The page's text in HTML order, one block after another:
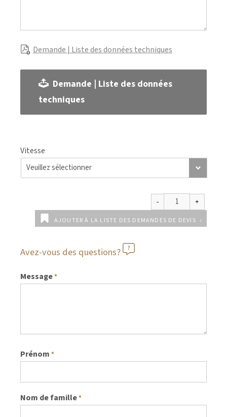
Demande | Liste des données techniques
Demande | Liste des données
techniques
Vitesse
AJOUTER À LA LISTE DES DEMANDES DE DEVIS
Avez-vous des questions?
Message*
Prénom *
Nom de famille*